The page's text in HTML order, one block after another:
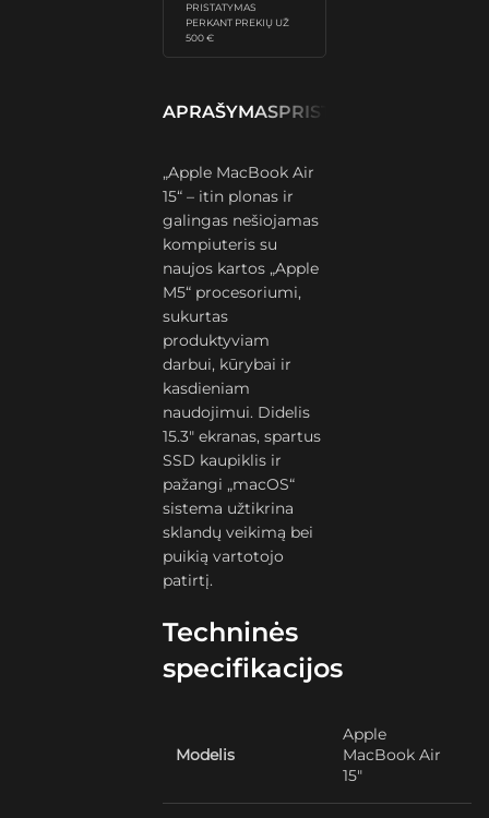
PRISTATYMAS
PERKANT PREKIŲ UŽ
500 €
APRAŠYMASPRISTATYMAS IR
„Apple MacBook Air
15“ – itin plonas ir
galingas nešiojamas
kompiuteris su
naujos kartos „Apple
M5“ procesoriumi,
sukurtas
produktyviam
darbui, kūrybai ir
kasdieniam
naudojimui. Didelis
15.3″ ekranas, spartus
SSD kaupiklis ir
pažangi „macOS“
sistema užtikrina
sklandų veikimą bei
puikią vartotojo
patirtį.
Techninės
specifikacijos
Modelis
Apple
MacBook Air
15″